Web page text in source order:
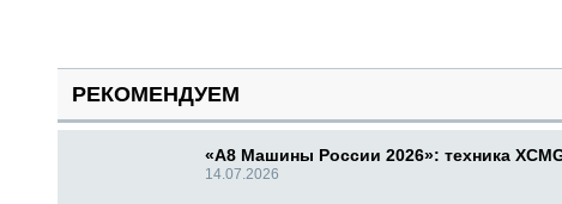
РЕКОМЕНДУЕМ
«А8 Машины России 2026»: техника
14.07.2026